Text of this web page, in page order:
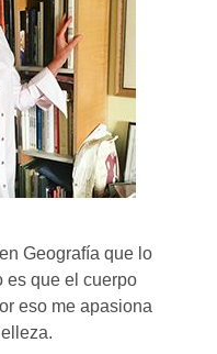
Geografía que lo
es que el cuerpo
eso me apasiona